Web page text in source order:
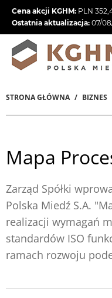
Przejdź
treści
Cena akcji KGHM: PLN
Ostatnia aktualizacja: 07/
Ścieżka
STRONA GŁÓWNA BIZNES
Mapa
Zarząd Spółki
Polska Miedź S.A.
realizacji wymagań
standardów ISO
ramach rozwoju